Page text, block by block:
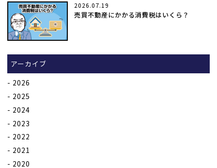
2026.07.19
売買不動産にかかる消費税はいくら？
アーカイブ
2026
2025
2024
2023
2022
2021
2020